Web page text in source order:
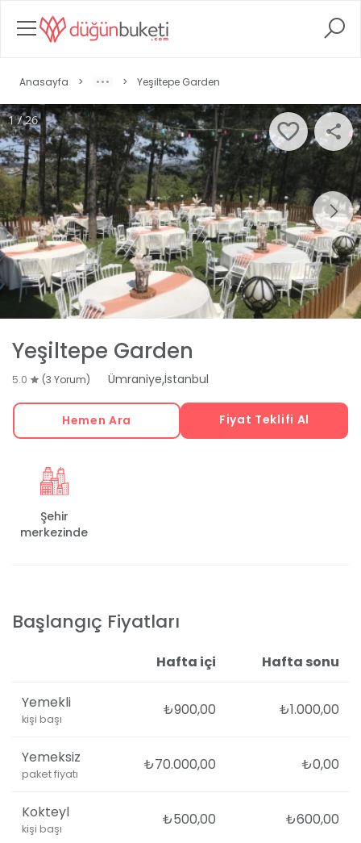
Anasayfa > > Yeşiltepe Garden
1 / 26
Yeşiltepe Garden
5.0 (3 Yorum) Ümraniye,İstanbul
Hemen Ara Fiyat Teklifi Al
Şehir
merkezinde
Başlangıç Fiyatları
Hafta içi Hafta sonu
Yemekli
kişi başı
₺900,00 ₺1.000,00
Yemeksiz
paket fiyatı
₺70.000,00 ₺0,00
Kokteyl
kişi başı
₺500,00 ₺600,00